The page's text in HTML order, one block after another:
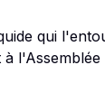
qui